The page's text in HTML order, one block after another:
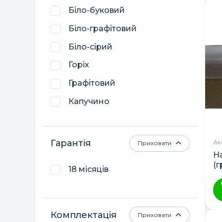
ТМ DeSon
Трія
Україна
Біло-буковий
Біло-графітовий
Біло-сірий
Горіх
Графітовий
Капучино
Кашемір
Слонова кістка
Фарбоване
Гарантія
18 місяців
Приховати
Комплектація Приховати